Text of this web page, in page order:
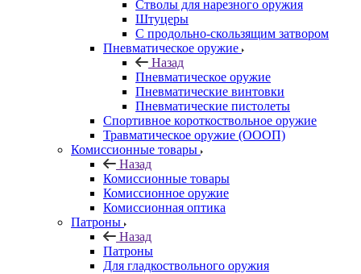
Стволы для нарезного оружия
Штуцеры
С продольно-скользящим затвором
Пневматическое оружие
Назад
Пневматическое оружие
Пневматические винтовки
Пневматические пистолеты
Спортивное короткоствольное оружие
Травматическое оружие (ОООП)
Комиссионные товары
Назад
Комиссионные товары
Комиссионное оружие
Комиссионная оптика
Патроны
Назад
Патроны
Для гладкоствольного оружия